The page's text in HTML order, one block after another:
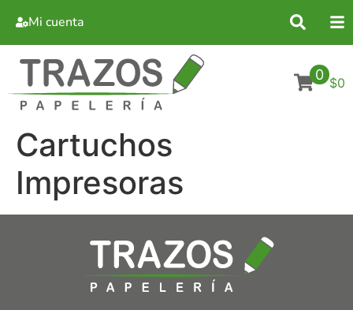
Mi cuenta
0 $0
Cartuchos
Impresoras